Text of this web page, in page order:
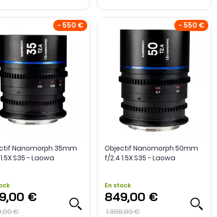
- 550 €
Nanomorph 35mm
S35 - Laowa
€
€
- 550 €
Objectif Nanomorph 50mm
f/2.4 1.5X S35 - Laowa
En stock
849,00 €
1 399,00 €